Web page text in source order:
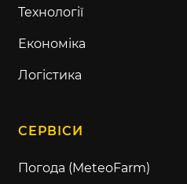
Технології
Економіка
Логістика
СЕРВІСИ
Погода (MeteoFarm)